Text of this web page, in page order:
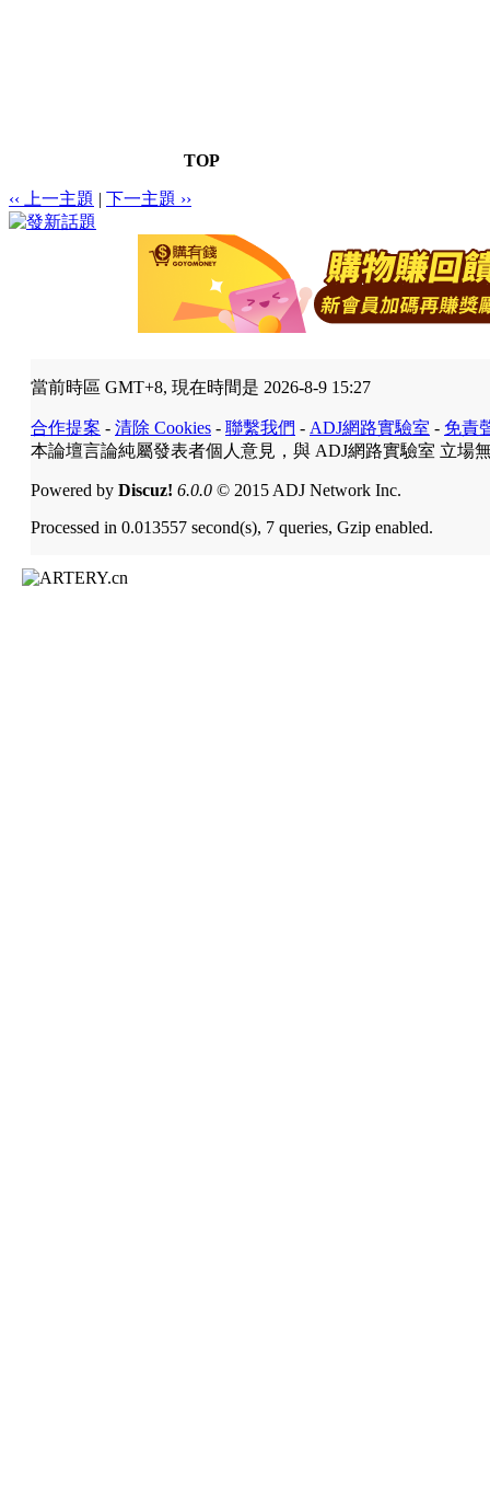
TOP
‹‹ 上一主題 | 下一主題 ››
當前時區 GMT+8, 現在時間是 2026-8-9 15:27
合作提案 - 清除 Cookies - 聯繫我們 - ADJ網路實驗室 - 免責
本論壇言論純屬發表者個人意見，與 ADJ網路實驗室 立場
Powered by Discuz! 6.0.0 © 2015 ADJ Network Inc.
Processed in 0.013557 second(s), 7 queries, Gzip enabled.